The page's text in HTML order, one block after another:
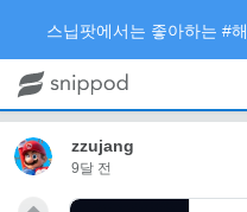
zzujang
9달 전